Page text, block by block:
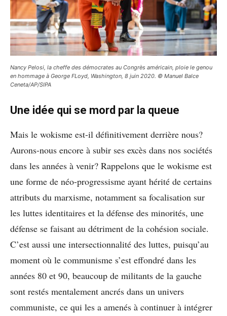
Nancy Pelosi, la cheffe des démocrates au Congrès américain, ploie le genou
en hommage à George FLoyd, Washington, 8 juin 2020. © Manuel Balce
Ceneta/AP/SIPA
Une idée qui se mord par la queue
Mais le wokisme est-il définitivement derrière nous?
Aurons-nous encore à subir ses excès dans nos sociétés
dans les années à venir? Rappelons que le wokisme est
une forme de néo-progressisme ayant hérité de certains
attributs du marxisme, notamment sa focalisation sur
les luttes identitaires et la défense des minorités, une
défense se faisant au détriment de la cohésion sociale.
C’est aussi une intersectionnalité des luttes, puisqu’au
moment où le communisme s’est effondré dans les
années 80 et 90, beaucoup de militants de la gauche
sont restés mentalement ancrés dans un univers
communiste, ce qui les a amenés à continuer à intégrer